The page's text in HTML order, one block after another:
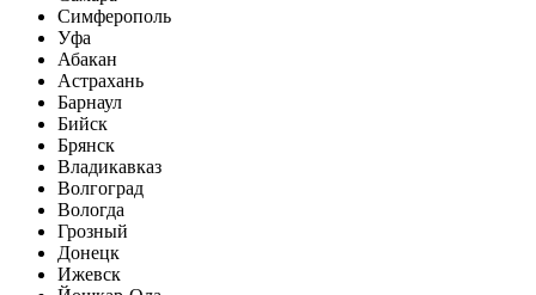
Симферополь
Уфа
Абакан
Астрахань
Барнаул
Бийск
Брянск
Владикавказ
Волгоград
Вологда
Грозный
Донецк
Ижевск